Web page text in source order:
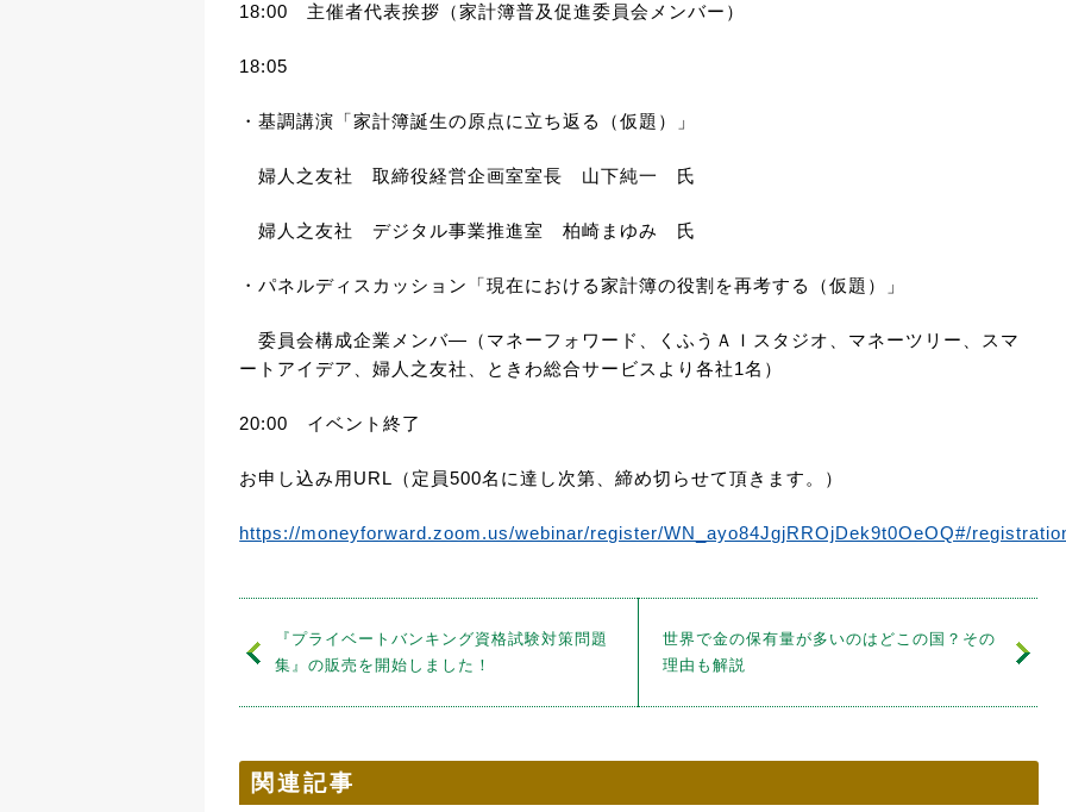
18:00 主催者代表挨拶（家計簿普及促進委員会メンバー）
18:05
・基調講演「家計簿誕生の原点に立ち返る（仮題）」
婦人之友社 取締役経営企画室室長 山下純一 氏
婦人之友社 デジタル事業推進室 柏崎まゆみ 氏
・パネルディスカッション「現在における家計簿の役割を再考する（仮題）」
委員会構成企業メンバ―（マネーフォワード、くふうＡＩスタジオ、マネーツリー、スマ
ートアイデア、婦人之友社、ときわ総合サービスより各社1名）
20:00 イベント終了
お申し込み用URL （定員500名に達し次第、締め切らせて頂きます。）
https://moneyforward.zoom.us/webinar/register/WN_ayo84JgjRROjDek9t0OeOQ#/
『プライベートバンキング資格試験対策問題
集』の販売を開始しました！
世界で金の保有量が多いのはどこの国？その
理由も解説
関連記事